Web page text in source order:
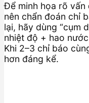
Để minh họa rõ vấn
nên chẩn đoán chỉ
lại, hãy dùng “cụm
nhiệt độ + hao
Khi 2–3 chỉ báo
hơn đáng kể.